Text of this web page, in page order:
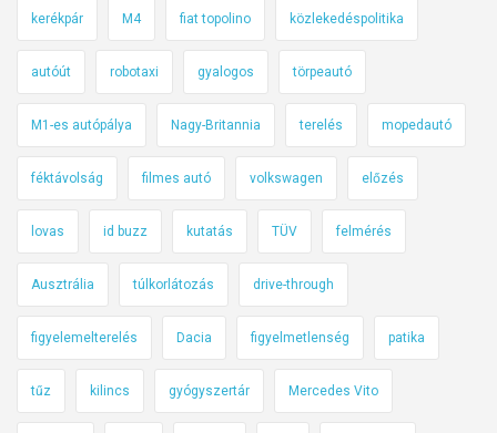
kerékpár M4 fiat topolino közlekedéspolitika
autóút robotaxi gyalogos törpeautó
M1-es autópálya Nagy-Britannia terelés mopedautó
féktávolság filmes autó volkswagen előzés
lovas id buzz kutatás TÜV felmérés
Ausztrália túlkorlátozás drive-through
figyelemelterelés Dacia figyelmetlenség patika
tűz kilincs gyógyszertár Mercedes Vito